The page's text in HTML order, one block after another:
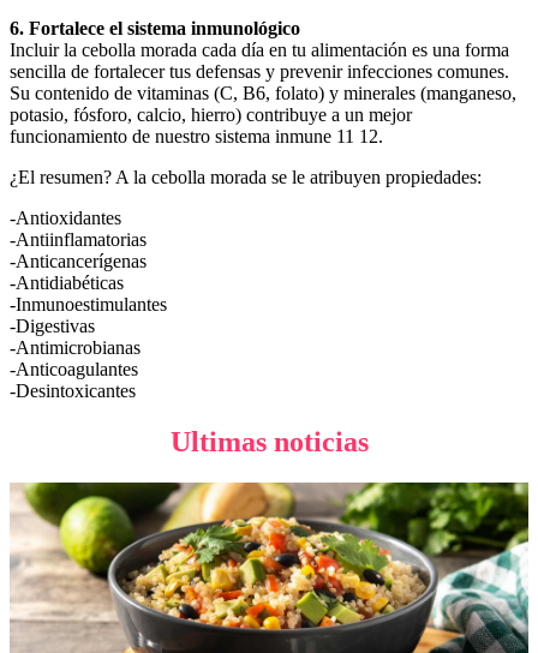
6. Fortalece el sistema inmunológico
Incluir la cebolla morada cada día en tu alimentación es una forma
sencilla de fortalecer tus defensas y prevenir infecciones comunes.
Su contenido de vitaminas (C, B6, folato) y minerales (manganeso,
potasio, fósforo, calcio, hierro) contribuye a un mejor
funcionamiento de nuestro sistema inmune 11 12.
¿El resumen? A la cebolla morada se le atribuyen propiedades:
-Antioxidantes
-Antiinflamatorias
-Anticancerígenas
-Antidiabéticas
-Inmunoestimulantes
-Digestivas
-Antimicrobianas
-Anticoagulantes
-Desintoxicantes
Ultimas noticias